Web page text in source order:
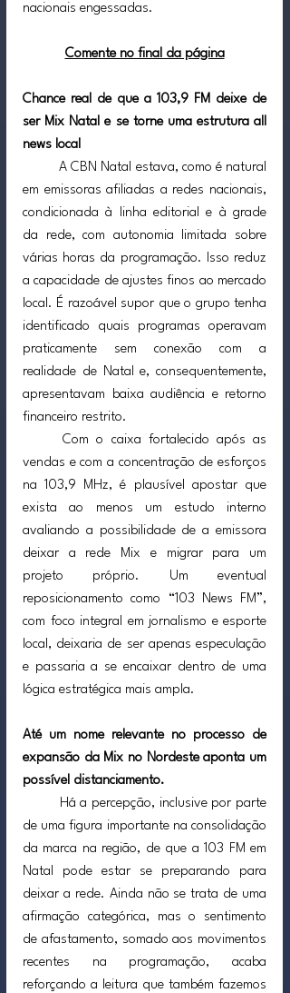
nacionais engessadas.
Comente no final da página
Chance real de que a 103,9 FM deixe de
ser Mix Natal e se torne uma estrutura all
news local
	A CBN Natal estava, como é natural
em emissoras afiliadas a redes nacionais,
condicionada à linha editorial e à grade
da rede, com autonomia limitada sobre
várias horas da programação. Isso reduz
a capacidade de ajustes finos ao mercado
local. É razoável supor que o grupo tenha
identificado quais programas operavam
praticamente sem conexão com a
realidade de Natal e, consequentemente,
apresentavam baixa audiência e retorno
financeiro restrito.
	Com o caixa fortalecido após as
vendas e com a concentração de esforços
na 103,9 MHz, é plausível apostar que
exista ao menos um estudo interno
avaliando a possibilidade de a emissora
deixar a rede Mix e migrar para um
projeto próprio. Um eventual
reposicionamento como “103 News FM”,
com foco integral em jornalismo e esporte
local, deixaria de ser apenas especulação
e passaria a se encaixar dentro de uma
lógica estratégica mais ampla.
Até um nome relevante no processo de
expansão da Mix no Nordeste aponta um
possível distanciamento.
de uma figura importante na consolidação
da marca na região, de que a 103 FM em
Natal pode estar se preparando para
deixar a rede. Ainda não se trata de uma
afirmação categórica, mas o sentimento
de afastamento, somado aos movimentos
recentes na programação, acaba
reforçando a leitura que também fazemos